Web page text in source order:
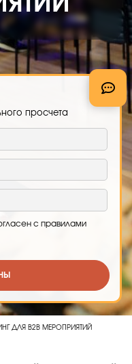
просчета
с правилами
ДЛЯ B2B МЕРОПРИЯТИЙ